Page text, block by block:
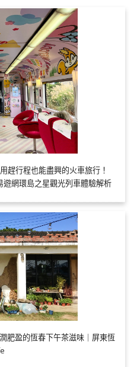
趕行程也能盡興的火車旅行！
網環島之星觀光列車體驗解析
肥盈的恆春下午茶滋味｜屏東恆